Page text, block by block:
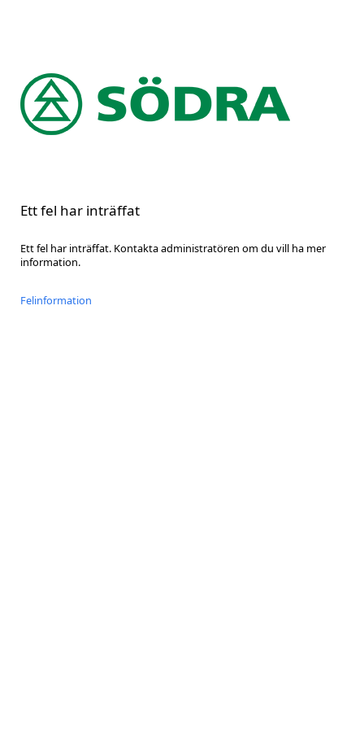
Ett fel har inträffat
Ett fel har inträffat. Kontakta administratören om du vill ha mer
information.
Felinformation